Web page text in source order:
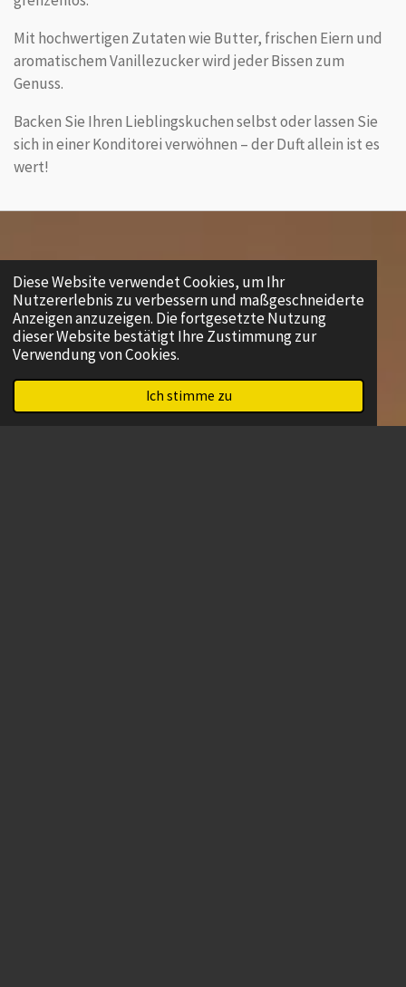
Diese Website verwendet Cookies, um Ihr
Nutzererlebnis zu verbessern und maßgeschneiderte
Anzeigen anzuzeigen. Die fortgesetzte Nutzung
dieser Website bestätigt Ihre Zustimmung zur
Verwendung von Cookies.
Ich stimme zu
Mit hochwertigen Zutaten wie Butter, frischen Eiern und
aromatischem Vanillezucker wird jeder Bissen zum
Genuss.
Backen Sie Ihren Lieblingskuchen selbst oder lassen Sie
sich in einer Konditorei verwöhnen – der Duft allein ist es
wert!